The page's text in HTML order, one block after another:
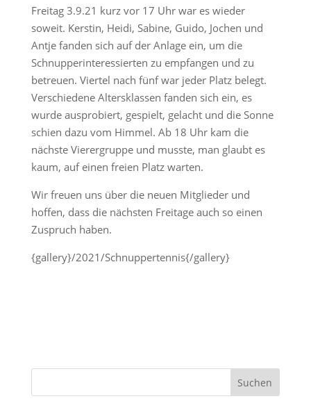
Freitag 3.9.21 kurz vor 17 Uhr war es wieder
soweit. Kerstin, Heidi, Sabine, Guido, Jochen und
Antje fanden sich auf der Anlage ein, um die
Schnupperinteressierten zu empfangen und zu
betreuen. Viertel nach fünf war jeder Platz belegt.
Verschiedene Altersklassen fanden sich ein, es
wurde ausprobiert, gespielt, gelacht und die Sonne
schien dazu vom Himmel. Ab 18 Uhr kam die
nächste Vierergruppe und musste, man glaubt es
kaum, auf einen freien Platz warten.
Wir freuen uns über die neuen Mitglieder und
hoffen, dass die nächsten Freitage auch so einen
Zuspruch haben.
{gallery}/2021/Schnuppertennis{/gallery}
u
Suchen